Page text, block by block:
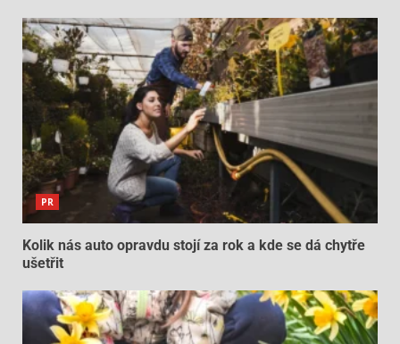
PR
Kolik nás auto opravdu stojí za rok a kde se dá chytře
ušetřit